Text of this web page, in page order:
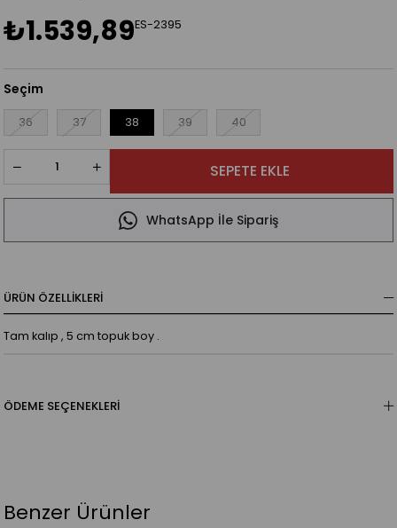
₺1.539,89ES-2395
Seçim
36 37 38 39 40
WhatsApp İle Sipariş
ÜRÜN ÖZELLIKLERI
Tam kalıp , 5 cm topuk boy .
ÖDEME SEÇENEKLERI
Benzer Ürünler